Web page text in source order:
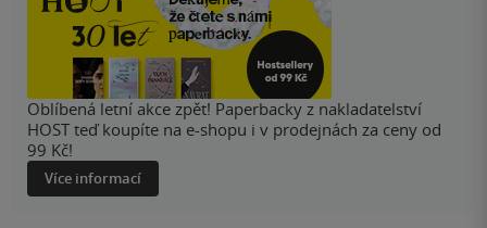
Oblíbená letní akce zpět! Paperbacky z nakladatelství
HOST teď koupíte na e-shopu i v prodejnách za ceny od
99 Kč!
Více informací